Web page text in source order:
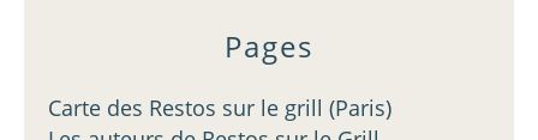
Pages
Carte des Restos sur le grill (Paris)